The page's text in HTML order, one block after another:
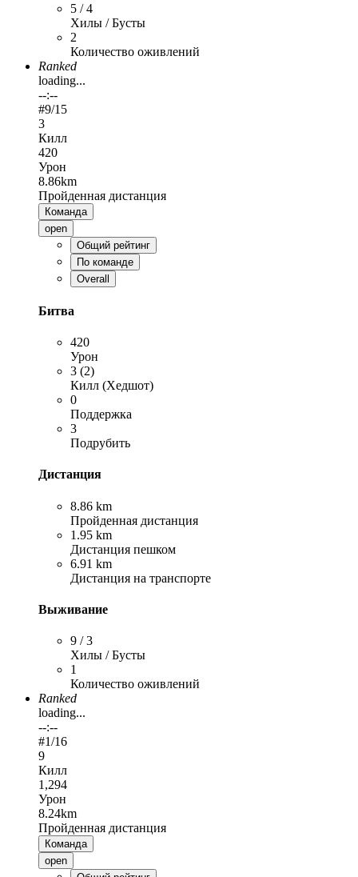
5 / 4
Хилы / Бусты
2
Количество оживлений
Ranked
loading...
--:--
#9/15
3
Килл
420
Урон
8.86km
Пройденная дистанция
Команда
open
Общий рейтинг
По команде
Overall
Битва
420
Урон
3 (2)
Килл (Хедшот)
0
Поддержка
3
Подрубить
Дистанция
8.86 km
Пройденная дистанция
1.95 km
Дистанция пешком
6.91 km
Дистанция на транспорте
Выживание
9 / 3
Хилы / Бусты
1
Количество оживлений
Ranked
loading...
--:--
#1/16
9
Килл
1,294
Урон
8.24km
Пройденная дистанция
Команда
open